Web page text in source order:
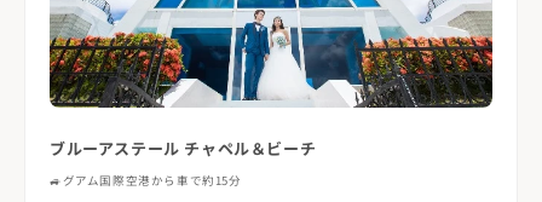
ブルーアステール チャペル＆ビーチ
🚙 グアム国際空港から車で約15分